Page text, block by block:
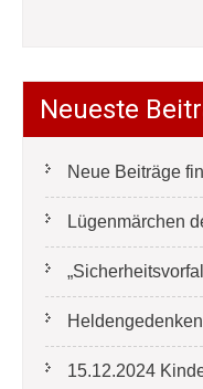
Neueste
Neue Beiträge
Lügenmärchen
15.12.2024